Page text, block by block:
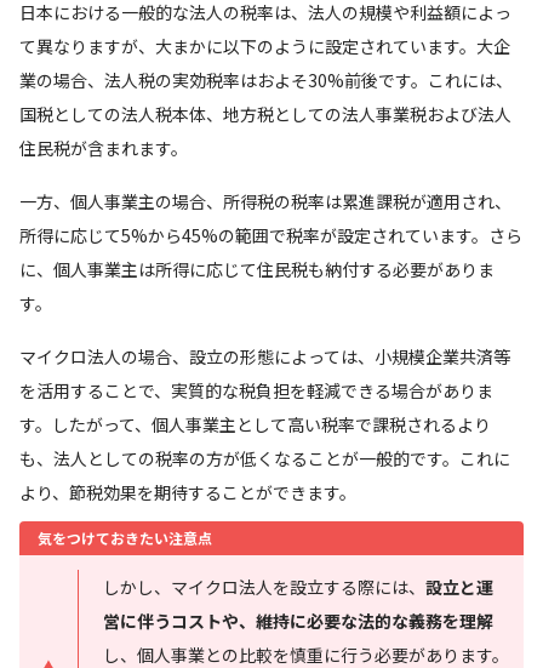
日本における一般的な法人の税率は、法人の規模や利益額によっ
て異なりますが、大まかに以下のように設定されています。大企
業の場合、法人税の実効税率はおよそ30%前後です。これには、
国税としての法人税本体、地方税としての法人事業税および法人
住民税が含まれます。
一方、個人事業主の場合、所得税の税率は累進課税が適用され、
所得に応じて5%から45%の範囲で税率が設定されています。さら
に、個人事業主は所得に応じて住民税も納付する必要がありま
す。
マイクロ法人の場合、設立の形態によっては、小規模企業共済等
を活用することで、実質的な税負担を軽減できる場合がありま
す。したがって、個人事業主として高い税率で課税されるより
も、法人としての税率の方が低くなることが一般的です。これに
より、節税効果を期待することができます。
気をつけておきたい注意点
しかし、マイクロ法人を設立する際には、 設立と運
営に伴うコストや、維持に必要な法的な義務を理解
し、個人事業との比較を慎重に行う必要があります。